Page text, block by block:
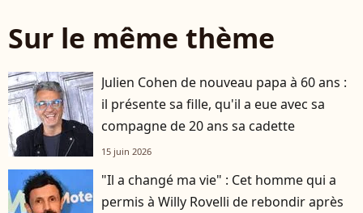
Sur le même thème
Julien Cohen de nouveau papa à 60 ans :
il présente sa fille, qu'il a eue avec sa
compagne de 20 ans sa cadette
15 juin 2026
"Il a changé ma vie" : Cet homme qui a
permis à Willy Rovelli de rebondir après